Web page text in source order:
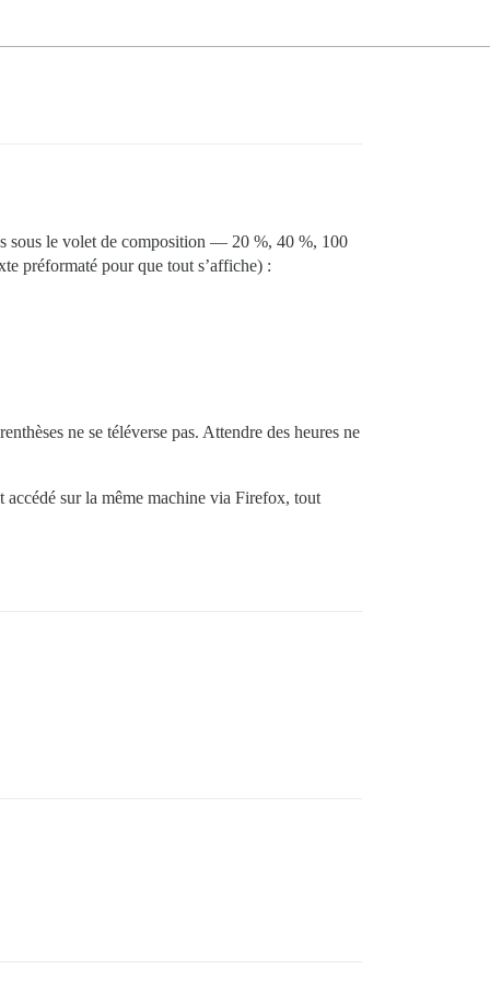
sous le volet de composition — 20 %, 40 %, 100
préformaté pour que tout s’affiche) :
ne se téléverse pas. Attendre des heures ne
sur la même machine via Firefox, tout